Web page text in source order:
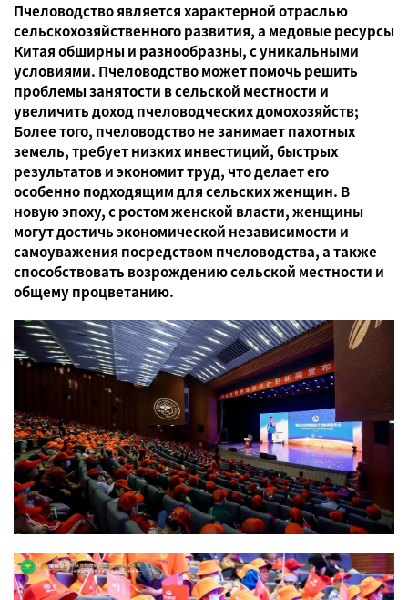
Пчеловодство является характерной отраслью
сельскохозяйственного развития, а медовые ресурсы
Китая обширны и разнообразны, с уникальными
условиями. Пчеловодство может помочь решить
проблемы занятости в сельской местности и
увеличить доход пчеловодческих домохозяйств;
Более того, пчеловодство не занимает пахотных
земель, требует низких инвестиций, быстрых
результатов и экономит труд, что делает его
особенно подходящим для сельских женщин. В
новую эпоху, с ростом женской власти, женщины
могут достичь экономической независимости и
самоуважения посредством пчеловодства, а также
способствовать возрождению сельской местности и
общему процветанию.